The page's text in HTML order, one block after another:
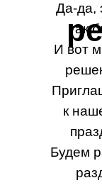
Да-да,
так
И вот
к
Будем